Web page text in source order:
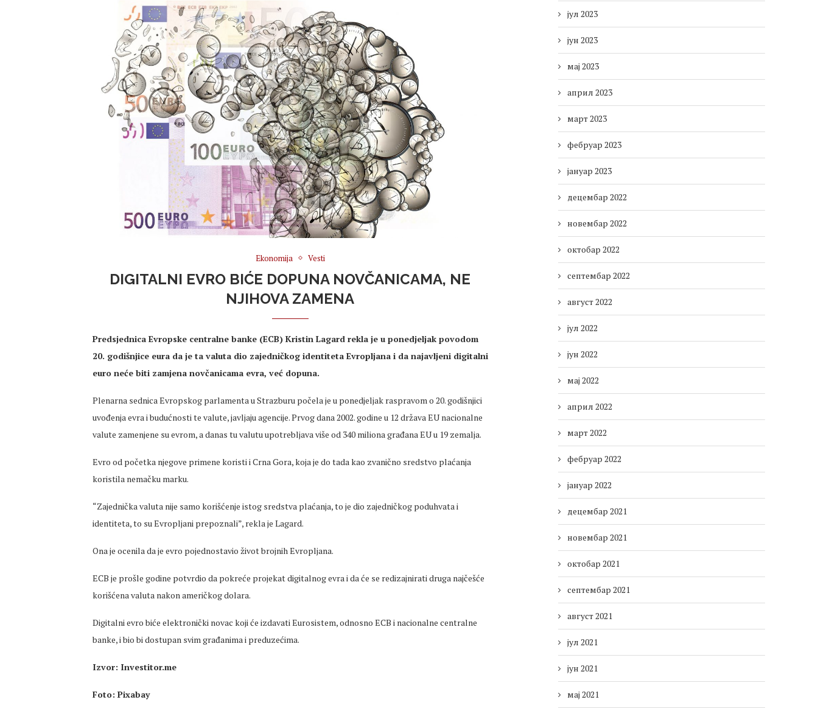
Ekonomija Vesti
DIGITALNI EVRO BIĆE DOPUNA NOVČANICAMA, NE
NJIHOVA ZAMENA
Predsjednica Evropske centralne banke (ECB) Kristin Lagard rekla je u ponedjeljak povodom
20. godišnjice eura da je ta valuta dio zajedničkog identiteta Evropljana i da najavljeni digitalni
euro neće biti zamjena novčanicama evra, već dopuna.
Plenarna sednica Evropskog parlamenta u Strazburu počela je u ponedjeljak raspravom o 20. godišnjici
uvođenja evra i budućnosti te valute, javljaju agencije. Prvog dana 2002. godine u 12 država EU nacionalne
valute zamenjene su evrom, a danas tu valutu upotrebljava više od 340 miliona građana EU u 19 zemalja.
Evro od početka njegove primene koristi i Crna Gora, koja je do tada kao zvanično sredstvo plaćanja
koristila nemačku marku.
“Zajednička valuta nije samo korišćenje istog sredstva plaćanja, to je dio zajedničkog poduhvata i
identiteta, to su Evropljani prepoznali”, rekla je Lagard.
Ona je ocenila da je evro pojednostavio život brojnih Evropljana.
ECB je prošle godine potvrdio da pokreće projekat digitalnog evra i da će se redizajnirati druga najčešće
korišćena valuta nakon američkog dolara.
Digitalni evro biće elektronički novac koji će izdavati Eurosistem, odnosno ECB i nacionalne centralne
banke, i bio bi dostupan svim građanima i preduzećima.
Izvor: Investitor.me
Foto: Pixabay
јул 2023
јун 2023
мај 2023
април 2023
март 2023
фебруар 2023
јануар 2023
децембар 2022
новембар 2022
октобар 2022
септембар 2022
август 2022
јул 2022
јун 2022
мај 2022
април 2022
март 2022
фебруар 2022
јануар 2022
децембар 2021
новембар 2021
октобар 2021
септембар 2021
август 2021
јул 2021
јун 2021
мај 2021